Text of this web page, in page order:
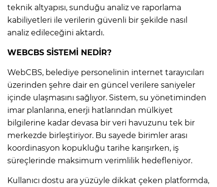
teknik altyapısı, sunduğu analiz ve raporlama
kabiliyetleri ile verilerin güvenli bir şekilde nasıl
analiz edileceğini aktardı.
WEBCBS SİSTEMİ NEDİR?
WebCBS, belediye personelinin internet tarayıcıları
üzerinden şehre dair en güncel verilere saniyeler
içinde ulaşmasını sağlıyor. Sistem, su yönetiminden
imar planlarına, enerji hatlarından mülkiyet
bilgilerine kadar devasa bir veri havuzunu tek bir
merkezde birleştiriyor. Bu sayede birimler arası
koordinasyon kopukluğu tarihe karışırken, iş
süreçlerinde maksimum verimlilik hedefleniyor.
Kullanıcı dostu ara yüzüyle dikkat çeken platformda,